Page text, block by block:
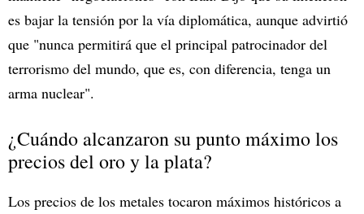
es bajar la tensión por la vía diplomática, aunque advirtió
que "nunca permitirá que el principal patrocinador del
terrorismo del mundo, que es, con diferencia, tenga un
arma nuclear".
¿Cuándo alcanzaron su punto máximo los
precios del oro y la plata?
Los precios de los metales tocaron máximos históricos a